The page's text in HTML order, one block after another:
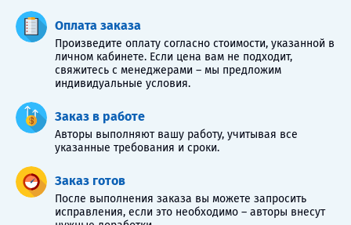
Оплата заказа
Произведите оплату согласно стоимости, указанной в
личном кабинете. Если цена вам не подходит,
свяжитесь с менеджерами – мы предложим
индивидуальные условия.
Заказ в работе
Авторы выполняют вашу работу, учитывая все
указанные требования и сроки.
Заказ готов
После выполнения заказа вы можете запросить
исправления, если это необходимо – авторы внесут